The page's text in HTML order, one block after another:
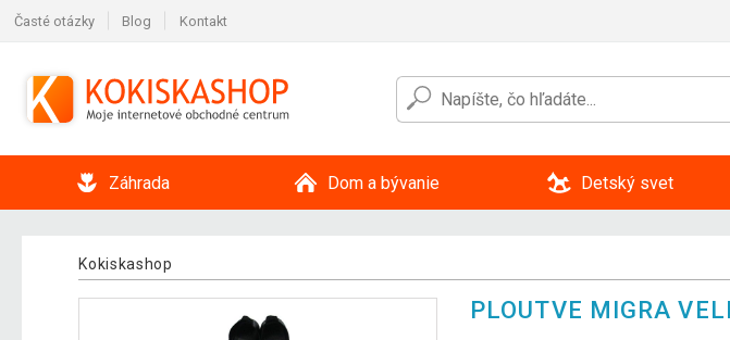
Časté otázky Blog Kontakt
Záhrada Dom a bývanie Detský svet
Kokiskashop
PLOUTVE MIGRA